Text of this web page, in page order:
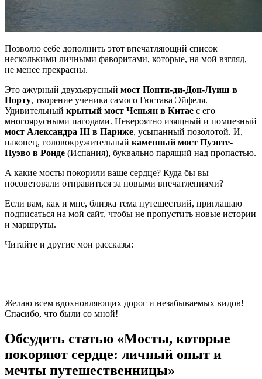
Позволю себе дополнить этот впечатляющий список
несколькими личными фаворитами, которые, на мой взгляд,
не менее прекрасны.
Это ажурный двухъярусный мост Понти-ди-Дон-Луиш в
Порту, творение ученика самого Гюстава Эйфеля.
Удивительный крытый мост Ченьян в Китае с его
многоярусными пагодами. Невероятно изящный и помпезный
мост Александра III в Париже, усыпанный позолотой. И,
наконец, головокружительный каменный мост Пуэнте-
Нуэво в Ронде (Испания), буквально парящий над пропастью.
А какие мосты покорили ваше сердце? Куда бы вы
посоветовали отправиться за новыми впечатлениями?
Если вам, как и мне, близка тема путешествий, приглашаю
подписаться на мой сайт, чтобы не пропустить новые истории
и маршруты.
Читайте и другие мои рассказы:
Желаю всем вдохновляющих дорог и незабываемых видов!
Спасибо, что были со мной!
Обсудить статью «Мосты, которые
покоряют сердце: личный опыт и
мечты путешественницы»